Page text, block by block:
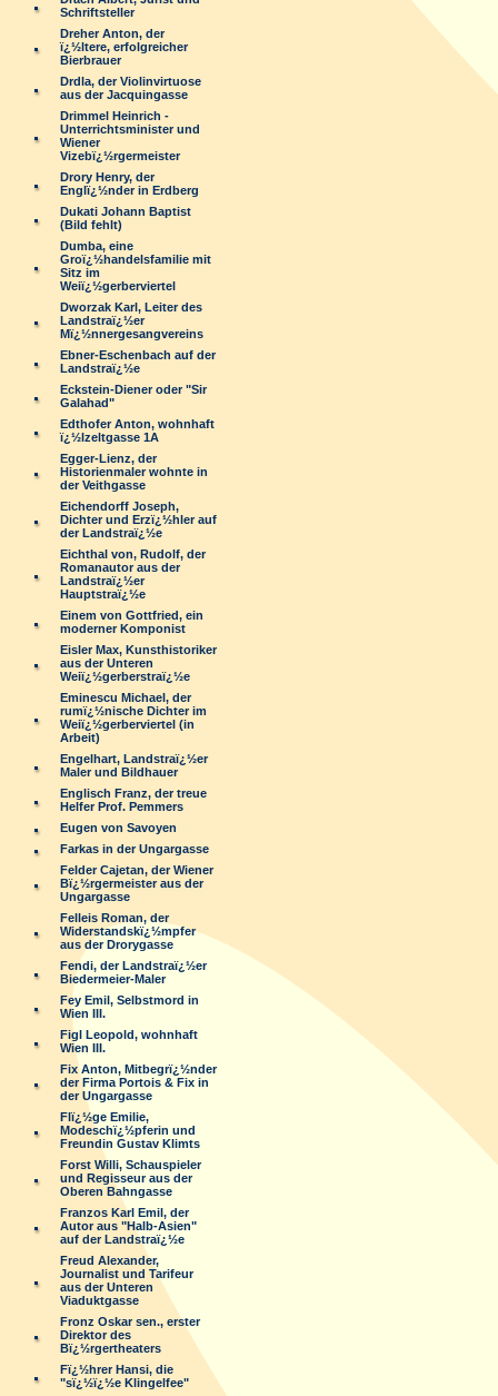
Schriftsteller
Dreher Anton, der
ï¿½ltere, erfolgreicher
Bierbrauer
Drdla, der Violinvirtuose
aus der Jacquingasse
Drimmel Heinrich -
Unterrichtsminister und
Wiener
Vizebï¿½rgermeister
Drory Henry, der
Englï¿½nder in Erdberg
Dukati Johann Baptist
(Bild fehlt)
Dumba, eine
Groï¿½handelsfamilie mit
Sitz im
Weiï¿½gerberviertel
Dworzak Karl, Leiter des
Landstraï¿½er
Mï¿½nnergesangvereins
Ebner-Eschenbach auf der
Landstraï¿½e
Eckstein-Diener oder "Sir
Galahad"
Edthofer Anton, wohnhaft
ï¿½lzeltgasse 1A
Egger-Lienz, der
Historienmaler wohnte in
der Veithgasse
Eichendorff Joseph,
Dichter und Erzï¿½hler auf
der Landstraï¿½e
Eichthal von, Rudolf, der
Romanautor aus der
Landstraï¿½er
Hauptstraï¿½e
Einem von Gottfried, ein
moderner Komponist
Eisler Max, Kunsthistoriker
aus der Unteren
Weiï¿½gerberstraï¿½e
Eminescu Michael, der
rumï¿½nische Dichter im
Weiï¿½gerberviertel (in
Arbeit)
Engelhart, Landstraï¿½er
Maler und Bildhauer
Englisch Franz, der treue
Helfer Prof. Pemmers
Eugen von Savoyen
Farkas in der Ungargasse
Felder Cajetan, der Wiener
Bï¿½rgermeister aus der
Ungargasse
Felleis Roman, der
Widerstandskï¿½mpfer
aus der Drorygasse
Fendi, der Landstraï¿½er
Biedermeier-Maler
Fey Emil, Selbstmord in
Wien III.
Figl Leopold, wohnhaft
Wien III.
Fix Anton, Mitbegrï¿½nder
der Firma Portois & Fix in
der Ungargasse
Flï¿½ge Emilie,
Modeschï¿½pferin und
Freundin Gustav Klimts
Forst Willi, Schauspieler
und Regisseur aus der
Oberen Bahngasse
Franzos Karl Emil, der
Autor aus "Halb-Asien"
auf der Landstraï¿½e
Freud Alexander,
Journalist und Tarifeur
aus der Unteren
Viaduktgasse
Fronz Oskar sen., erster
Direktor des
Bï¿½rgertheaters
Fï¿½hrer Hansi, die
"sï¿½ï¿½e Klingelfee"